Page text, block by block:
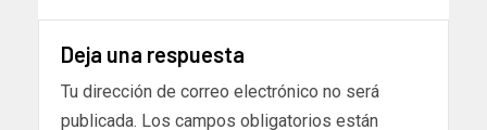
Deja una respuesta
Tu dirección de correo electrónico no será
publicada. Los campos obligatorios están